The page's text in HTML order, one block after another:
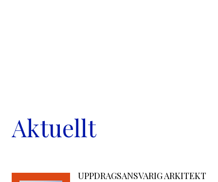
Aktuellt
UPPDRAGSANSVARIG ARKITEKT